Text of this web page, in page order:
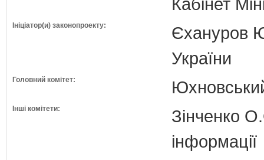
Ініціатор(и) законопроекту:
Єхануров
України
Головний комітет:
Інші комітети:
Зінченко
інформації